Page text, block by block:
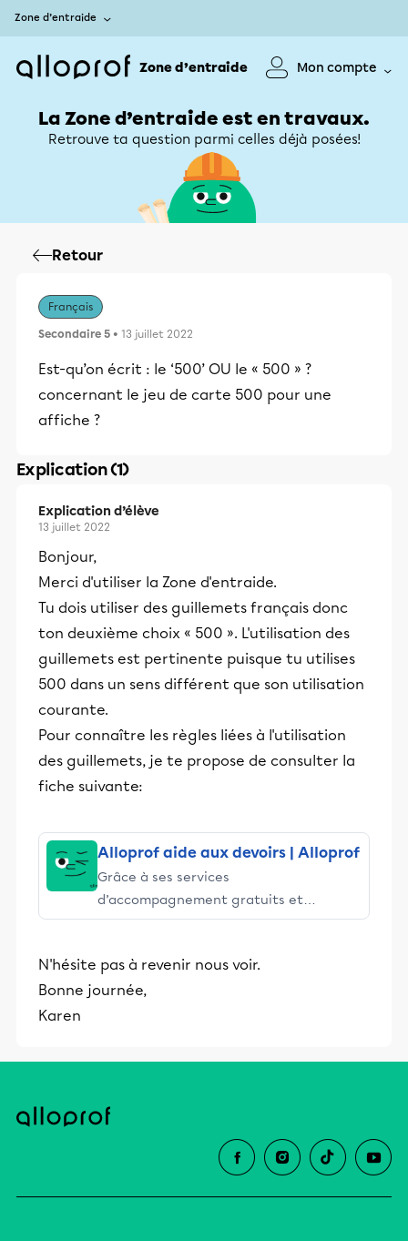
Zone d’entraide
Zone d’entraide Mon compte
La Zone d’entraide est en travaux.
Retrouve ta question parmi celles déjà posées!
Retour
Français
Secondaire 5 • 13 juillet 2022
Est-qu’on écrit : le ‘500’ OU le « 500 » ?
concernant le jeu de carte 500 pour une
affiche ?
Explication (1)
Explication d’élève
13 juillet 2022
Bonjour,
Merci d'utiliser la Zone d'entraide.
Tu dois utiliser des guillemets français donc
ton deuxième choix « 500 ». L'utilisation des
guillemets est pertinente puisque tu utilises
500 dans un sens différent que son utilisation
courante.
Pour connaître les règles liées à l'utilisation
des guillemets, je te propose de consulter la
fiche suivante:
Alloprof aide aux devoirs | Alloprof
Grâce à ses services
d’accompagnement gratuits et
stimulants, Alloprof engage les élèves
éducative.
N'hésite pas à revenir nous voir.
Bonne journée,
Karen